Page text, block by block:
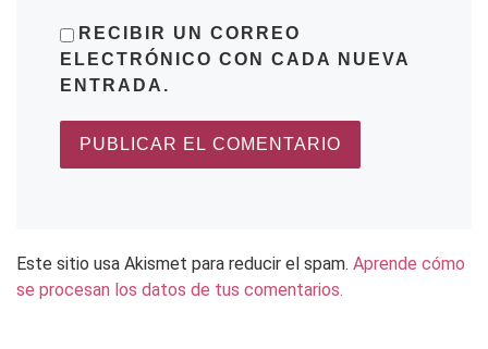
RECIBIR UN CORREO
ELECTRÓNICO CON CADA NUEVA
ENTRADA.
Este sitio usa Akismet para reducir el spam. Aprende cómo
se procesan los datos de tus comentarios.